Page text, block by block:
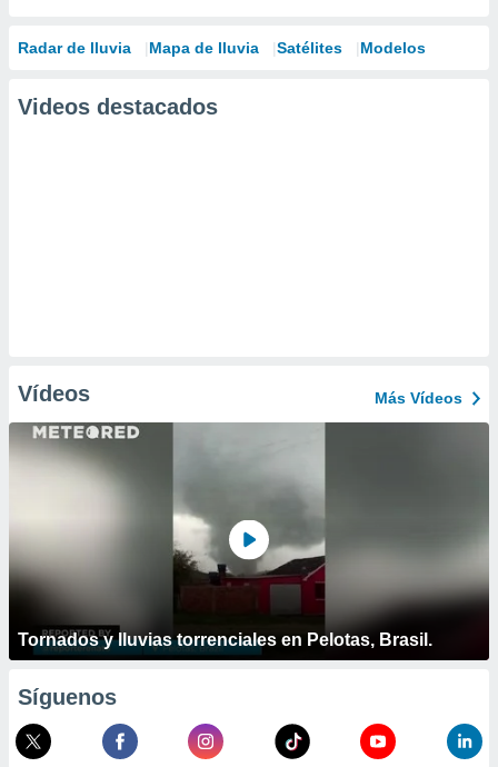
Radar de lluvia Mapa de lluvia Satélites Modelos
Videos destacados
Vídeos Más Vídeos
Tornados y lluvias torrenciales en Pelotas, Brasil.
Síguenos